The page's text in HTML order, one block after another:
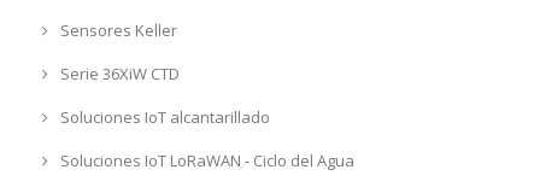
Sensores Keller
Serie 36XiW CTD
Soluciones IoT alcantarillado
Soluciones IoT LoRaWAN - Ciclo del Agua